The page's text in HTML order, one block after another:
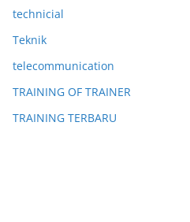
technicial
Teknik
telecommunication
TRAINING OF TRAINER
TRAINING TERBARU